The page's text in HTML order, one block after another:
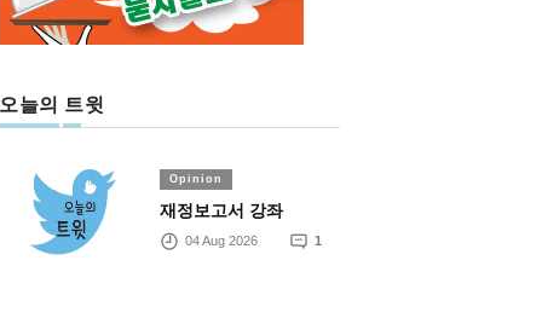
오늘의 트윗
Opinion
재정보고서 강좌
04 Aug 2026 1